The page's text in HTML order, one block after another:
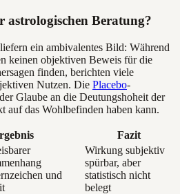
astrologischen Beratung?
ein ambivalentes Bild: Während
keinen objektiven Beweis für die
finden, berichten viele
Nutzen. Die Placebo-
Glaube an die Deutungshoheit der
auf das Wohlbefinden haben kann.
Fazit
und
Wirkung subjektiv
spürbar, aber
statistisch nicht
belegt